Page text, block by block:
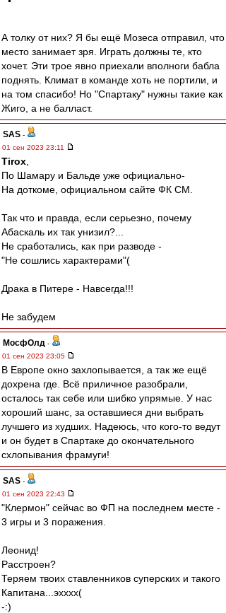
А толку от них? Я бы ещё Мозеса отправил, что
место занимает зря. Играть должны те, кто
хочет. Эти трое явно приехали вполноги бабла
поднять. Климат в команде хоть не портили, и
на том спасибо! Но "Спартаку" нужны такие как
Жиго, а не балласт.
SAS -
01 сен 2023 23:11
Tirox
По Шамару и Бальде уже официально-
На доткоме, официальном сайте ФК СМ.
Так что и правда, если серьезно, почему
Абаскаль их так унизил?...
Не сработались, как при разводе -
"Не сошлись характерами"(
Драка в Питере - Навсегда!!!
Не забудем
МосфОлд -
01 сен 2023 23:05
В Европе окно захлопывается, а так же ещё
дохрена где. Всё приличное разобрали,
осталось так себе или шибко упрямые. У нас
хороший шанс, за оставшиеся дни выбрать
лучшего из худших. Надеюсь, что кого-то ведут
и он будет в Спартаке до окончательного
схлопывания фрамуги!
SAS -
01 сен 2023 22:43
"Клермон" сейчас во ФП на последнем месте -
3 игры и 3 поражения.
Леонид!
Расстроен?
Теряем твоих ставленников суперских и такого
Капитана...эхххх(
-:)